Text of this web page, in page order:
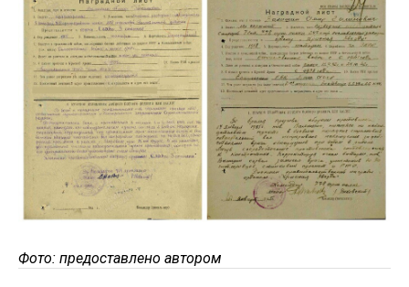
Фото: предоставлено автором